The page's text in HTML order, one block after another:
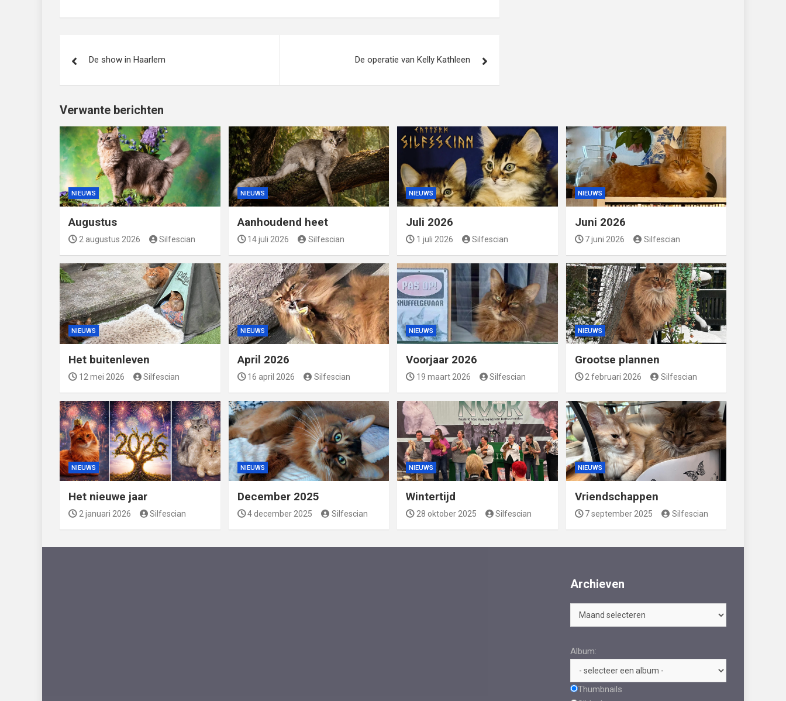
navigatie
De show in Haarlem De operatie van Kelly Kathleen
Verwante berichten
NIEUWS
Augustus
2 augustus 2026 Silfescian
NIEUWS
Aanhoudend heet
14 juli 2026 Silfescian
NIEUWS
Juli 2026
1 juli 2026 Silfescian
NIEUWS
Juni 2026
7 juni 2026 Silfescian
NIEUWS
Het buitenleven
12 mei 2026 Silfescian
NIEUWS
April 2026
16 april 2026 Silfescian
NIEUWS
Voorjaar 2026
19 maart 2026 Silfescian
NIEUWS
Grootse plannen
2 februari 2026 Silfescian
NIEUWS
Het nieuwe jaar
2 januari 2026 Silfescian
NIEUWS
December 2025
4 december 2025 Silfescian
NIEUWS
Wintertijd
28 oktober 2025 Silfescian
NIEUWS
Vriendschappen
7 september 2025 Silfescian
Archieven
Archieven
Album:
Thumbnails